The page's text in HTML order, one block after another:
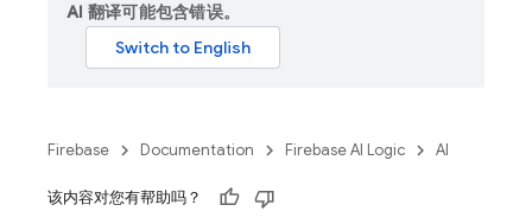
AI 翻译可能包含错误。
Firebase Documentation Firebase AI Logic AI
该内容对您有帮助吗？